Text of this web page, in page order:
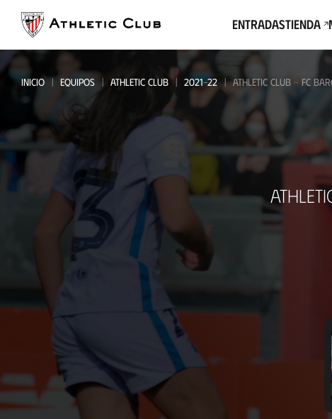
contenido
principal
EntradasTienda
INICIO EQUIPOS ATHLETIC CLUB 2021-22 ATHLETIC CLUB - FC
Athletic
Barcelona